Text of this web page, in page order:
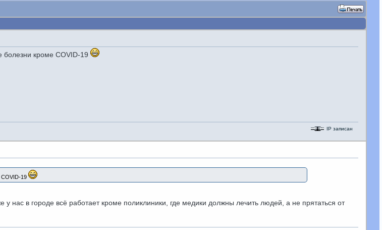
болезни кроме COVID-19
IP записан
COVID-19
нас в городе всё работает кроме поликлиники, где медики должны лечить людей, а не прятаться от